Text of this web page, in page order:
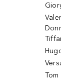
Tom